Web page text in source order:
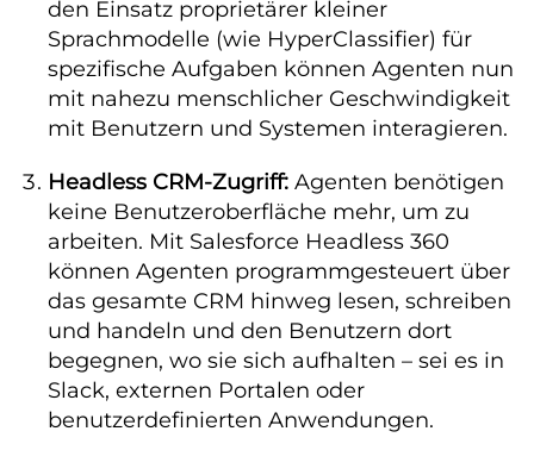
den Einsatz proprietärer kleiner
Sprachmodelle (wie HyperClassifier) für
spezifische Aufgaben können Agenten nun
mit nahezu menschlicher Geschwindigkeit
mit Benutzern und Systemen interagieren.
Headless CRM-Zugriff: Agenten benötigen
keine Benutzeroberfläche mehr, um zu
arbeiten. Mit Salesforce Headless 360
können Agenten programmgesteuert über
das gesamte CRM hinweg lesen, schreiben
und handeln und den Benutzern dort
begegnen, wo sie sich aufhalten – sei es in
Slack, externen Portalen oder
benutzerdefinierten Anwendungen.